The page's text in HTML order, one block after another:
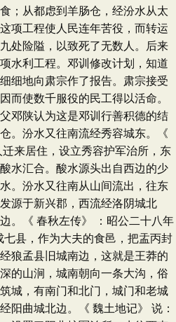
；从都虑到羊肠仓，经汾水从太
项工程使人民连年苦役，而转运
处险隘，以致死了无数人。后来
水利工程。邓训修改计划，知道
细地向肃宗作了报告。肃宗接受
而使数千服役的民工得以活命。
邓陕认为这是邓训行善积德的结
。汾水又往南流经秀容城东。《
来居住，设立秀容护军治所，东
水汇合。酸水源头出自西边的少
。汾水又往南从山间流出，往东
源于新兴郡，西流经洛阴城北
。《 春秋左传》 ：昭公二十八年
七县，作为大夫的食邑，把盂丙封
狼孟县旧城南边，这就是王莽的
的山涧，城南朝向一条大沟，俗
城，有南门和北门，城门和老城
阳曲城北边。《 魏土地记》 说：